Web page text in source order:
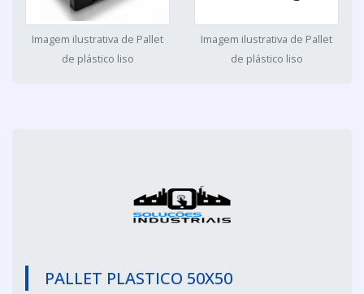
Imagem ilustrativa de Pallet
de plástico liso
Imagem ilustrativa de Pallet
de plástico liso
PALLET PLASTICO 50X50